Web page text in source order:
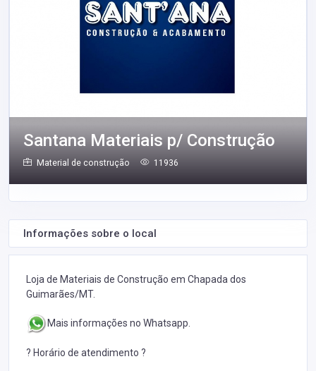
Santana Materiais p/ Construção
Material de construção 11936
Informações sobre o local
Loja de Materiais de Construção em Chapada dos
Guimarães/MT.
Mais informações no Whatsapp.
? Horário de atendimento ?